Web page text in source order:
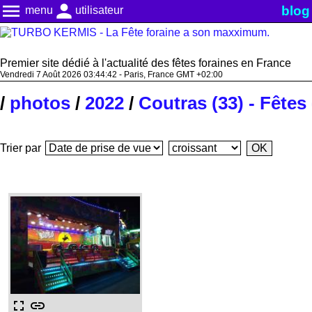
menu menu person utilisateur blog
Premier site dédié à l'actualité des fêtes foraines en France
Vendredi 7 Août 2026 03:44:43 - Paris, France GMT +02:00
/ photos / 2022 / Coutras (33) -
Trier par
fullscreen link